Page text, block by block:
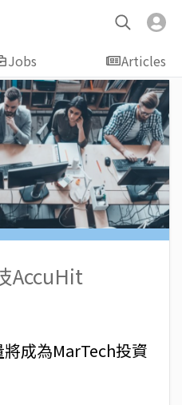
Jobs Articles
AccuHit
成為MarTech投資